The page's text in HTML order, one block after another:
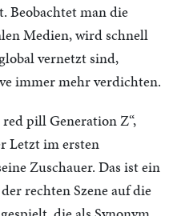
Beobachtet man die
Medien, wird schnell
vernetzt sind,
immer mehr verdichten.
pill Generation Z“,
Letzt im ersten
Zuschauer. Das ist ein
rechten Szene auf die